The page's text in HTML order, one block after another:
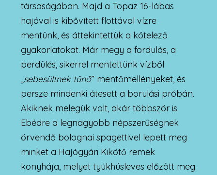
társaságában. Majd a Topaz 16-lábas
hajóval is kibővített flottával vízre
mentünk, és áttekintettük a kötelező
gyakorlatokat. Már megy a fordulás, a
perdülés, sikerrel mentettünk vízből
„sebesültnek tűnő” mentőmellényeket, és
persze mindenki átesett a borulási próbán.
Akiknek melegük volt, akár többször is.
Ebédre a legnagyobb népszerűségnek
örvendő bolognai spagettivel lepett meg
minket a Hajógyári Kikötő remek
konyhája, melyet tyúkhúsleves előzött meg